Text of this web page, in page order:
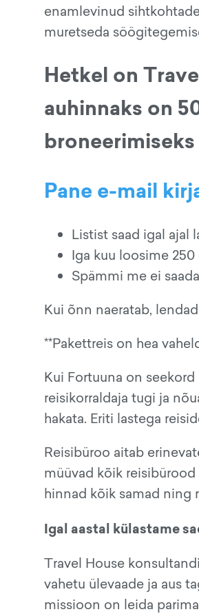
enamlevinud
muretseda
Hetkel on
auhinnaks on
Pane e-mail
Listist saad igal ajal
Iga kuu loosime
Spämmi me ei
Kui õnn naeratab,
**Pakettreis on hea
Kui Fortuuna on
reisikorraldaja tugi ja
hakata. Eriti lastega
Reisibüroo aitab
müüvad kõik
hinnad kõik samad ning
Igal aastal külastame
Travel House
vahetu ülevaade ja aus
missioon on leida